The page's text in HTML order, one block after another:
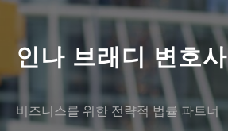
인나 브래디 변호사
비즈니스를 위한 전략적 법률 파트너